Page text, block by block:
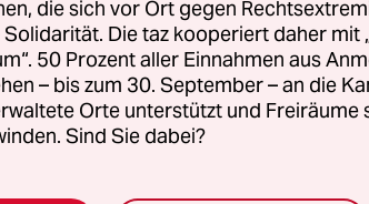
in der
Mädchen.
die sich vor Ort gegen
Die taz kooperiert daher mit
50 Prozent aller Einnahmen aus
– bis zum 30. September – an die
Orte unterstützt und Freiräume
Sind Sie dabei?